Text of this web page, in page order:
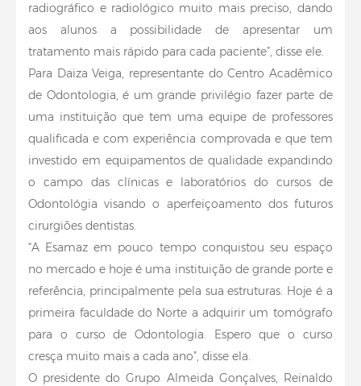
radiográfico e radiológico muito mais preciso, dando
aos alunos a possibilidade de apresentar um
tratamento mais rápido para cada paciente”, disse ele.
Para Daiza Veiga, representante do Centro Acadêmico
de Odontologia, é um grande privilégio fazer parte de
uma instituição que tem uma equipe de professores
qualificada e com experiência comprovada e que tem
investido em equipamentos de qualidade expandindo
o campo das clínicas e laboratórios do cursos de
Odontológia visando o aperfeiçoamento dos futuros
cirurgiões dentistas.
“A Esamaz em pouco tempo conquistou seu espaço
no mercado e hoje é uma instituição de grande porte e
referência, principalmente pela sua estruturas. Hoje é a
primeira faculdade do Norte a adquirir um tomógrafo
para o curso de Odontologia. Espero que o curso
cresça muito mais a cada ano”, disse ela.
O presidente do Grupo Almeida Gonçalves, Reinaldo